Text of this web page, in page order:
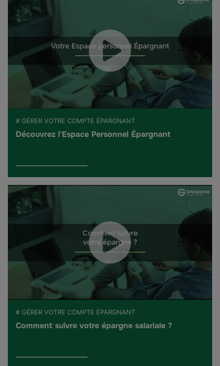
# GÉRER VOTRE COMPTE ÉPARGNANT
Découvrez l'Espace Personnel Épargnant
# GÉRER VOTRE COMPTE ÉPARGNANT
Comment suivre votre épargne salariale ?